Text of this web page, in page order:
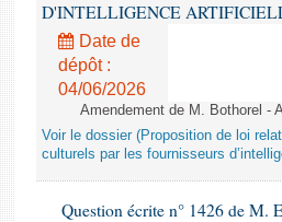
D'INTELLIGENCE
Date de
dépôt :
04/06/2026
Amendement de M. Bothorel -
Voir le dossier (Proposition de loi
culturels par les fournisseurs
Question écrite n° 1426 de M.